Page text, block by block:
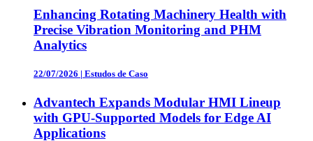
Enhancing Rotating Machinery Health with
Precise Vibration Monitoring and PHM
Analytics
22/07/2026 | Estudos de Caso
Advantech Expands Modular HMI Lineup
with GPU-Supported Models for Edge AI
Applications